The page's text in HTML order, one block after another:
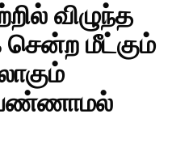
விழுந்த
மீட்கும்
பண்ணாமல்